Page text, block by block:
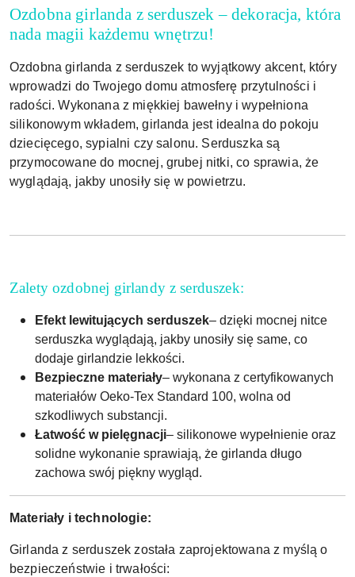
Ozdobna girlanda z serduszek – dekoracja, która
nada magii każdemu wnętrzu!
Ozdobna girlanda z serduszek to wyjątkowy akcent, który
wprowadzi do Twojego domu atmosferę przytulności i
radości. Wykonana z miękkiej bawełny i wypełniona
silikonowym wkładem, girlanda jest idealna do pokoju
dziecięcego, sypialni czy salonu. Serduszka są
przymocowane do mocnej, grubej nitki, co sprawia, że
wyglądają, jakby unosiły się w powietrzu.
Zalety ozdobnej girlandy z serduszek:
Efekt lewitujących serduszek– dzięki mocnej nitce
serduszka wyglądają, jakby unosiły się same, co
dodaje girlandzie lekkości.
Bezpieczne materiały– wykonana z certyfikowanych
materiałów Oeko-Tex Standard 100, wolna od
szkodliwych substancji.
Łatwość w pielęgnacji– silikonowe wypełnienie oraz
solidne wykonanie sprawiają, że girlanda długo
zachowa swój piękny wygląd.
Materiały i technologie:
Girlanda z serduszek została zaprojektowana z myślą o
bezpieczeństwie i trwałości: